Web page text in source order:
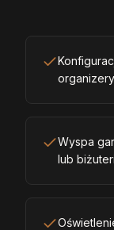
Wyspa
lub